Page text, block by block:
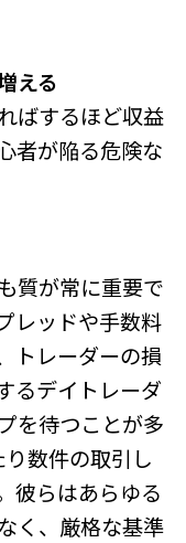
える
ばするほど収益
者が陥る危険な
質が常に重要で
レッドや手数料
トレーダーの損
るデイトレーダ
を待つことが多
数件の取引し
彼らはあらゆる
く、厳格な基準